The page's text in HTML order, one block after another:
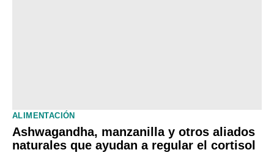
ALIMENTACIÓN
Ashwagandha, manzanilla y otros aliados
naturales que ayudan a regular el cortisol